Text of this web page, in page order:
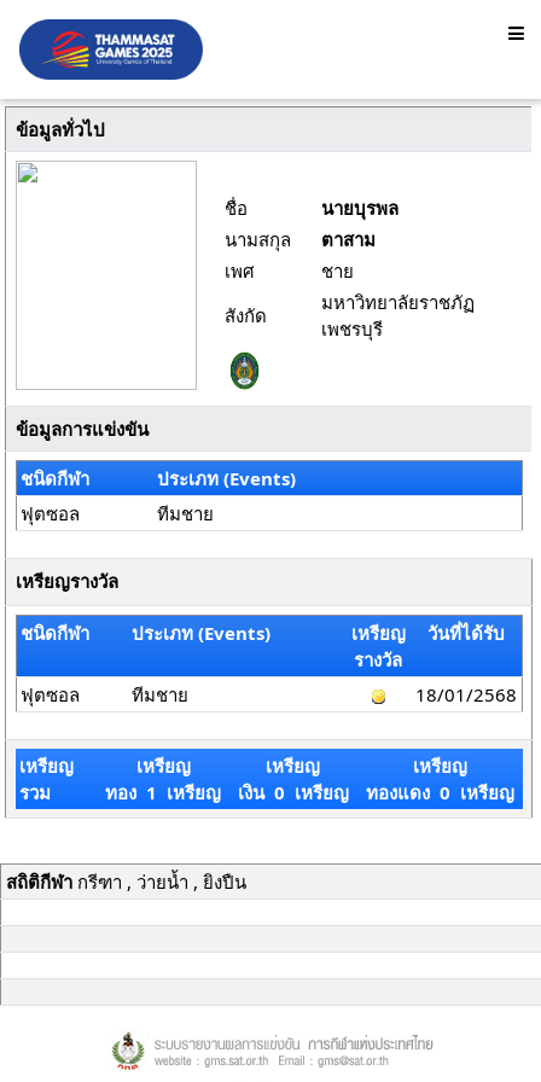
ข้อมูลทั่วไป
ชื่อ
นายบุรพล
นามสกุล
ตาสาม
เพศ
ชาย
สังกัด
มหาวิทยาลัยราชภัฏ
เพชรบุรี
ข้อมูลการแข่งขัน
ชนิดกีฬา
ประเภท (Events)
ฟุตซอล
ทีมชาย
เหรียญรางวัล
ชนิดกีฬา ประเภท (Events)
เหรียญ
รางวัล
วันที่ได้รับ
ฟุตซอล ทีมชาย 18/01/2568
เหรียญ
รวม
เหรียญ
ทอง 1 เหรียญ
เหรียญ
เงิน 0 เหรียญ
เหรียญ
ทองแดง 0 เหรียญ
สถิติกีฬากรีฑา , ว่ายน้ำ , ยิงปืน